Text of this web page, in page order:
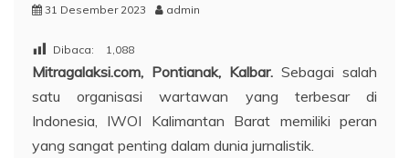
31 Desember 2023 admin
Dibaca: 1,088
Mitragalaksi.com, Pontianak, Kalbar. Sebagai salah
satu organisasi wartawan yang terbesar di
Indonesia, IWOI Kalimantan Barat memiliki peran
yang sangat penting dalam dunia jurnalistik.